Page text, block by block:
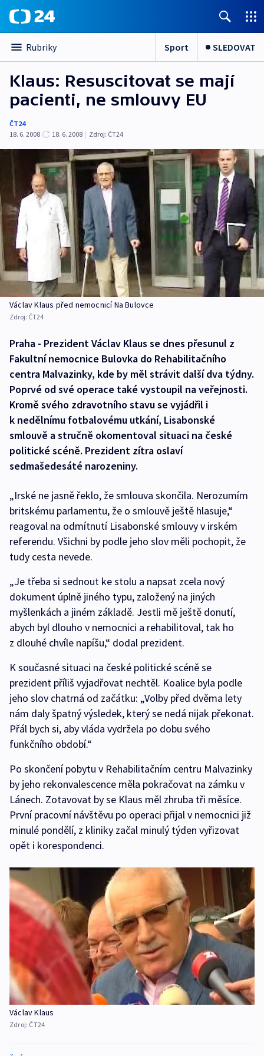
Rubriky Sport SLEDOVAT
Klaus: Resuscitovat se mají
pacienti, ne smlouvy EU
ČT24
18. 6. 2008
18. 6. 2008 | Zdroj: ČT24
Václav Klaus před nemocnicí Na Bulovce
Zdroj: ČT24
Praha - Prezident Václav Klaus se dnes přesunul z
Fakultní nemocnice Bulovka do Rehabilitačního
centra Malvazinky, kde by měl strávit další dva týdny.
Poprvé od své operace také vystoupil na veřejnosti.
Kromě svého zdravotního stavu se vyjádřil i
k nedělnímu fotbalovému utkání, Lisabonské
smlouvě a stručně okomentoval situaci na české
politické scéně. Prezident zítra oslaví
sedmašedesáté narozeniny.
„Irské ne jasně řeklo, že smlouva skončila. Nerozumím
britskému parlamentu, že o smlouvě ještě hlasuje,“
reagoval na odmítnutí Lisabonské smlouvy v irském
referendu. Všichni by podle jeho slov měli pochopit, že
tudy cesta nevede.
„Je třeba si sednout ke stolu a napsat zcela nový
dokument úplně jiného typu, založený na jiných
myšlenkách a jiném základě. Jestli mě ještě donutí,
abych byl dlouho v nemocnici a rehabilitoval, tak ho
z dlouhé chvíle napíšu,“ dodal prezident.
K současné situaci na české politické scéně se
prezident příliš vyjadřovat nechtěl. Koalice byla podle
jeho slov chatrná od začátku: „Volby před dvěma lety
nám daly špatný výsledek, který se nedá nijak překonat.
Přál bych si, aby vláda vydržela po dobu svého
funkčního období.“
Po skončení pobytu v Rehabilitačním centru Malvazinky
by jeho rekonvalescence měla pokračovat na zámku v
Lánech. Zotavovat by se Klaus měl zhruba tři měsíce.
První pracovní návštěvu po operaci přijal v nemocnici již
minulé pondělí, z kliniky začal minulý týden vyřizovat
opět i korespondenci.
Václav Klaus
Zdroj: ČT24